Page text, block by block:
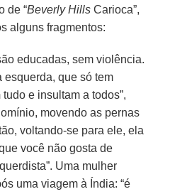
de “Beverly Hills Carioca”,
alguns fragmentos:
educadas, sem violência.
esquerda, que só tem
e insultam a todos”,
movendo as pernas
voltando-se para ele, ela
você não gosta de
Uma mulher
uma viagem à Índia: “é